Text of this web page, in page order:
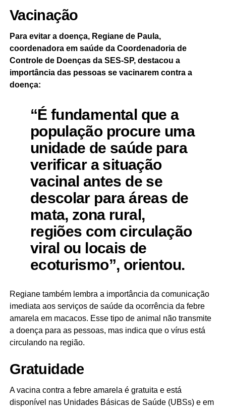
Vacinação
Para evitar a doença, Regiane de Paula,
coordenadora em saúde da Coordenadoria de
Controle de Doenças da SES-SP, destacou a
importância das pessoas se vacinarem contra a
doença:
“É fundamental que a
população procure uma
unidade de saúde para
verificar a situação
vacinal antes de se
descolar para áreas de
mata, zona rural,
regiões com circulação
viral ou locais de
ecoturismo”, orientou.
Regiane também lembra a importância da comunicação
imediata aos serviços de saúde da ocorrência da febre
amarela em macacos. Esse tipo de animal não transmite
a doença para as pessoas, mas indica que o vírus está
circulando na região.
Gratuidade
A vacina contra a febre amarela é gratuita e está
disponível nas Unidades Básicas de Saúde (UBSs) e em